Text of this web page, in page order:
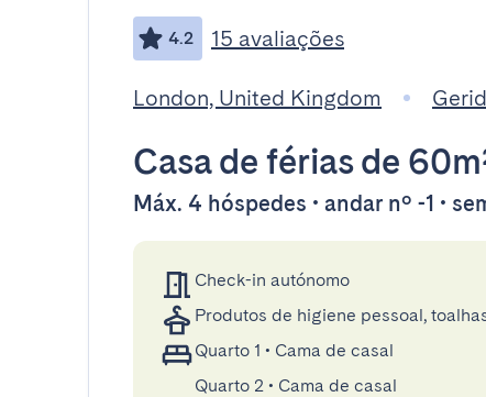
4.2 15 avaliações
London, United Kingdom
Casa de fériasde
Máx. 4 hóspedes • andar nº -1 •
Check-in autónomo
Produtos de higiene pessoal,
Quarto 1 • Cama de casal
Quarto 2 • Cama de casal